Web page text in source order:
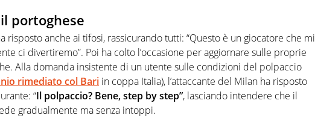
portoghese
risposto anche ai tifosi, rassicurando tutti: “Questo è un giocatore che mi
ci divertiremo”. Poi ha colto l’occasione per aggiornare sulle proprie
Alla domanda insistente di un utente sulle condizioni del polpaccio
rimediato col Bari in coppa Italia), l’attaccante del Milan ha risposto
“Il polpaccio? Bene, step by step”, lasciando intendere che il
gradualmente ma senza intoppi.